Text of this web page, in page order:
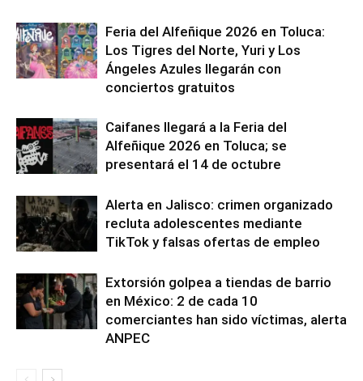
Feria del Alfeñique 2026 en Toluca:
Los Tigres del Norte, Yuri y Los
Ángeles Azules llegarán con
conciertos gratuitos
Caifanes llegará a la Feria del
Alfeñique 2026 en Toluca; se
presentará el 14 de octubre
Alerta en Jalisco: crimen organizado
recluta adolescentes mediante
TikTok y falsas ofertas de empleo
Extorsión golpea a tiendas de barrio
en México: 2 de cada 10
comerciantes han sido víctimas, alerta
ANPEC